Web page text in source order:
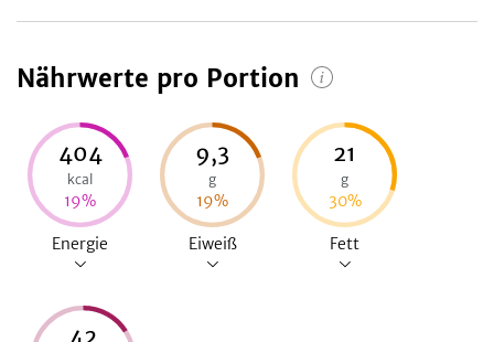
Nährwerte pro Portion
404
kcal
19%
Energie
9,3
g
19%
Eiweiß
21
g
30%
Fett
42